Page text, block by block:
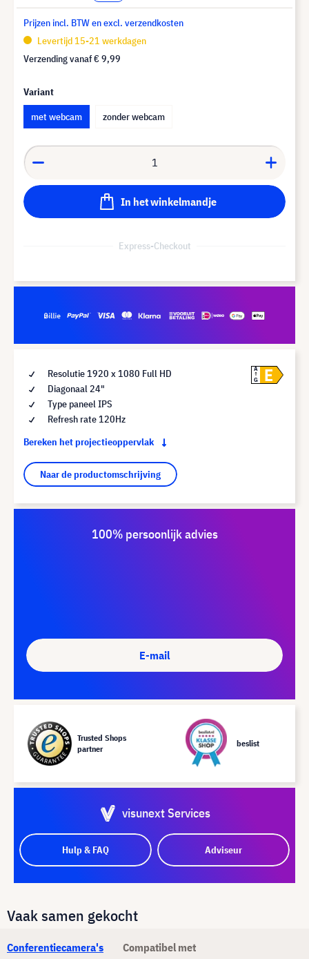
Prijzen incl. BTW en excl. verzendkosten
Levertijd 15-21 werkdagen
Verzending vanaf€ 9,99
Variant
met webcam
zonder webcam
In het winkelmandje
Express-Checkout
Resolutie 1920 x 1080 Full HD
Diagonaal 24"
Type paneel IPS
Refresh rate 120Hz
Bereken het projectieoppervlak
Naar de productomschrijving
A
G
E
100% persoonlijk advies
E-mail
Trusted Shops
partner
beslist
visunext Services
Hulp & FAQ Adviseur
Vaak samen gekocht
Conferentiecamera's Compatibel met